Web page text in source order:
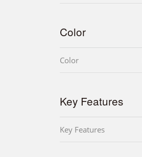
Color
Color
Key Features
Key Features